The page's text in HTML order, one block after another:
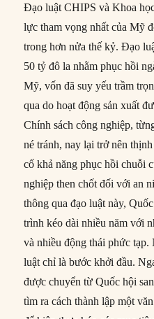
Đạo luật CHIPS và Khoa
lực tham vọng nhất của Mỹ
trong hơn nửa thế kỷ. Đạo
50 tỷ đô la nhằm phục hồi
Mỹ, vốn đã suy yếu trầm
qua do hoạt động sản xuất
Chính sách công nghiệp,
né tránh, nay lại trở nên
cố khả năng phục hồi chuỗi
nghiệp then chốt đối với an
thông qua đạo luật này,
trình kéo dài nhiều năm với
và nhiều động thái phức
luật chỉ là bước khởi đầu.
được chuyển từ Quốc hội
tìm ra cách thành lập một